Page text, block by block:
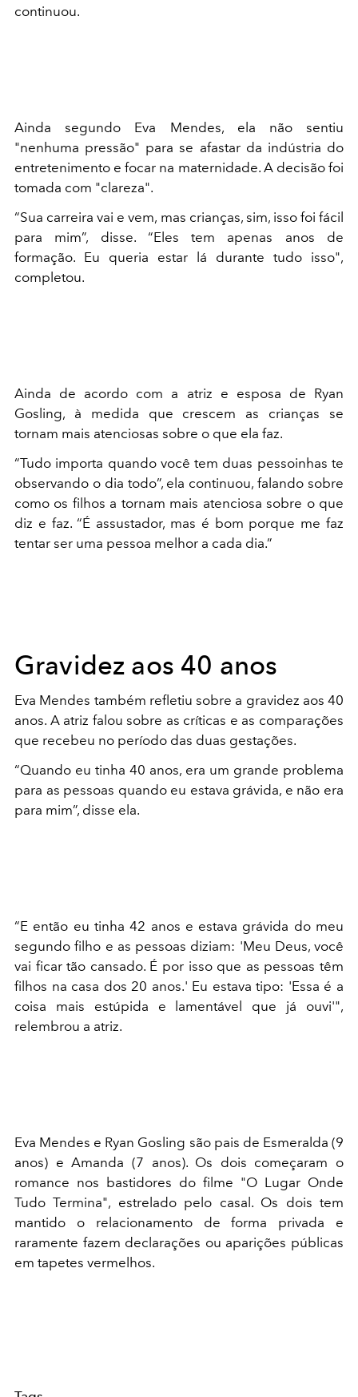
continuou.
Ainda segundo Eva Mendes, ela não sentiu
"nenhuma pressão" para se afastar da indústria do
entretenimento e focar na maternidade. A decisão foi
tomada com "clareza".
“Sua carreira vai e vem, mas crianças, sim, isso foi fácil
para mim”, disse. “Eles tem apenas anos de
formação. Eu queria estar lá durante tudo isso",
completou.
Ainda de acordo com a atriz e esposa de Ryan
Gosling, à medida que crescem as crianças se
tornam mais atenciosas sobre o que ela faz.
“Tudo importa quando você tem duas pessoinhas te
observando o dia todo”, ela continuou, falando sobre
como os filhos a tornam mais atenciosa sobre o que
diz e faz. “É assustador, mas é bom porque me faz
tentar ser uma pessoa melhor a cada dia.”
Gravidez aos 40 anos
Eva Mendes também refletiu sobre a gravidez aos 40
anos. A atriz falou sobre as críticas e as comparações
que recebeu no período das duas gestações.
“Quando eu tinha 40 anos, era um grande problema
para as pessoas quando eu estava grávida, e não era
para mim”, disse ela.
“E então eu tinha 42 anos e estava grávida do meu
segundo filho e as pessoas diziam: 'Meu Deus, você
vai ficar tão cansado. É por isso que as pessoas têm
filhos na casa dos 20 anos.' Eu estava tipo: 'Essa é a
coisa mais estúpida e lamentável que já ouvi'",
relembrou a atriz.
Eva Mendes e Ryan Gosling são pais de Esmeralda (9
anos) e Amanda (7 anos). Os dois começaram o
romance nos bastidores do filme "O Lugar Onde
Tudo Termina", estrelado pelo casal. Os dois tem
mantido o relacionamento de forma privada e
raramente fazem declarações ou aparições públicas
em tapetes vermelhos.